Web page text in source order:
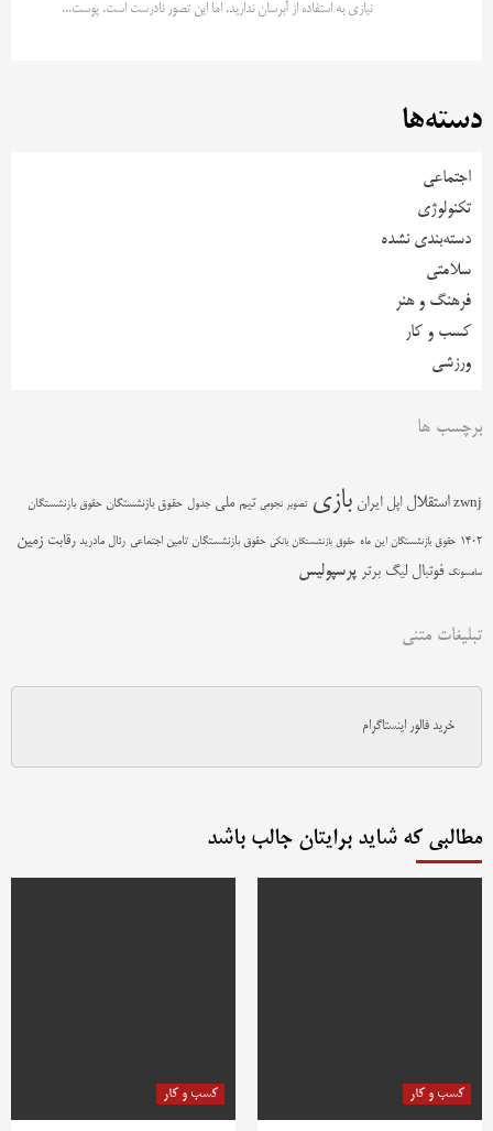
نیازی به استفاده از آبرسان ندارید. اما این تصور نادرست است. پوست...
دسته‌ها
اجتماعی
تکنولوژی
دسته‌بندی نشده
سلامتی
فرهنگ و هنر
کسب و کار
ورزشی
برچسب ها
zwnj استقلال اپل ایران بازی تصویر نجومی تیم ملی جدول حقوق بازنشستگان حقوق بازنشستگان
1402 حقوق بازنشستگان این ماه حقوق بازنشستگان بانکی حقوق بازنشستگان تامین اجتماعی رئال مادرید رقابت زمین
سامسونگ فوتبال لیگ برتر پرسپولیس
تبلیغات متنی
خرید فالور اینستاگرام
مطالبی که شاید برایتان جالب باشد
کسب و کار کسب و کار